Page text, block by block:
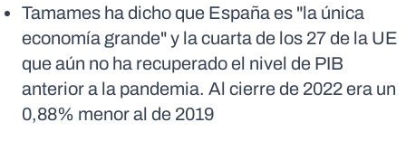
Tamames ha dicho que España es "la única
economía grande" y la cuarta de los 27 de la UE
que aún no ha recuperado el nivel de PIB
anterior a la pandemia. Al cierre de 2022 era un
0,88% menor al de 2019